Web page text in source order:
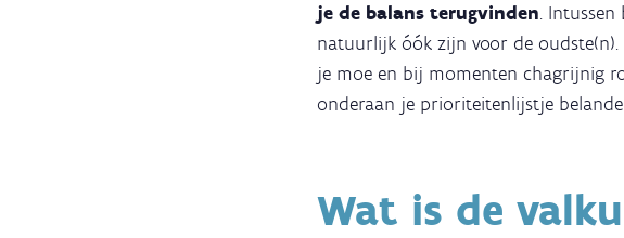
je de balans terugvinden.
natuurlijk óók zijn voor de
je moe en bij momenten chagrijnig
onderaan je prioriteitenlijstje
Wat is de